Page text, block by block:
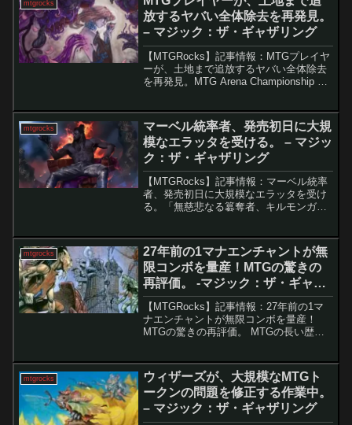
しかし、そ...
mtgrocks
放するヤバい全体除去を再発見。
– マジック：ザ・ギャザリング
【MTGRocks】記事情報：MTGプレイヤ
ーが、土地まで追放するヤバい全体除去
を再発見。MTG Arena Championship 11
mtgrocks
マーベル統率者、発売初日に大規
模なエラッタを受ける。 – マジッ
ク：ザ・ギャザリング
【MTGRocks】記事情報：マーベル統率
者、発売初日に大規模なエラッタを受け
る。「無慈悲なる簒奪者、キルモンガ
ゥームが勝つ」に収録される「無慈悲...
mtgrocks
27年前の1マナエンチャントが無
限コンボを量産！MTGの驚きの
再評価。 -マジック：ザ・ギャザ
リング
【MTGRocks】記事情報：27年前の1マ
ナエンチャントが無限コンボを量産！
MTGの驚きの再評価。 MTGの長い歴史
とがあります。その代表例が「偵察」。
この1マナのエ...
mtgrocks
ウィザーズが、大規模なMTGト
ークンの問題を修正する作業中。
– マジック：ザ・ギャザリング